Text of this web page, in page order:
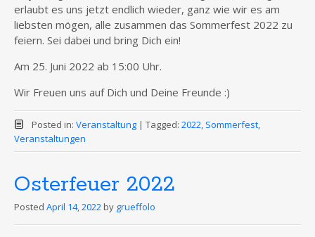
erlaubt es uns jetzt endlich wieder, ganz wie wir es am
liebsten mögen, alle zusammen das Sommerfest 2022 zu
feiern. Sei dabei und bring Dich ein!
Am 25. Juni 2022 ab 15:00 Uhr.
Wir Freuen uns auf Dich und Deine Freunde :)
Posted in: Veranstaltung | Tagged: 2022, Sommerfest,
Veranstaltungen
Osterfeuer 2022
Posted April 14, 2022 by grueffolo